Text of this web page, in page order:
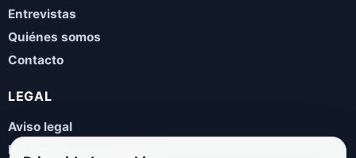
Entrevistas
Quiénes somos
Contacto
LEGAL
Aviso legal
Política de privacidad